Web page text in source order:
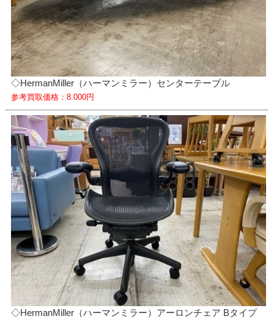
◇HermanMiller（ハーマンミラー）センターテーブル
参考買取価格：8.000円
◇HermanMiller（ハーマンミラー）アーロンチェア Bタイプ